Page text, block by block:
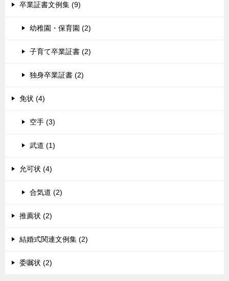
卒業証書文例集 (9)
幼稚園・保育園 (2)
子育て卒業証書 (2)
独身卒業証書 (2)
免状 (4)
空手 (3)
武道 (1)
允可状 (4)
合気道 (2)
推薦状 (2)
結婚式関連文例集 (2)
委嘱状 (2)